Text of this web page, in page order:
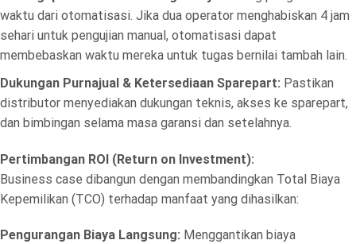
waktu dari otomatisasi. Jika dua operator menghabiskan 4 jam
sehari untuk pengujian manual, otomatisasi dapat
membebaskan waktu mereka untuk tugas bernilai tambah lain.
Dukungan Purnajual & Ketersediaan Sparepart: Pastikan
distributor menyediakan dukungan teknis, akses ke sparepart,
dan bimbingan selama masa garansi dan setelahnya.
Pertimbangan ROI (Return on Investment):
Business case dibangun dengan membandingkan Total Biaya
Kepemilikan (TCO) terhadap manfaat yang dihasilkan:
Pengurangan Biaya Langsung: Menggantikan biaya